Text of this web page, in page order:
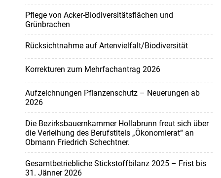
Pflege von Acker-Biodiversitätsflächen und
Grünbrachen
Rücksichtnahme auf Artenvielfalt/Biodiversität
Korrekturen zum Mehrfachantrag 2026
Aufzeichnungen Pflanzenschutz – Neuerungen ab
2026
Die Bezirksbauernkammer Hollabrunn freut sich über
die Verleihung des Berufstitels „Ökonomierat“ an
Obmann Friedrich Schechtner.
Gesamtbetriebliche Stickstoffbilanz 2025 – Frist bis
31. Jänner 2026